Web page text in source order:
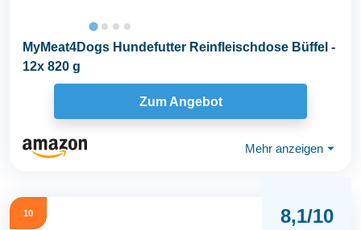
MyMeat4Dogs Hundefutter Reinfleischdose Büffel -
12x 820 g
Zum Angebot
Mehr anzeigen ⏷
10 8,1/10